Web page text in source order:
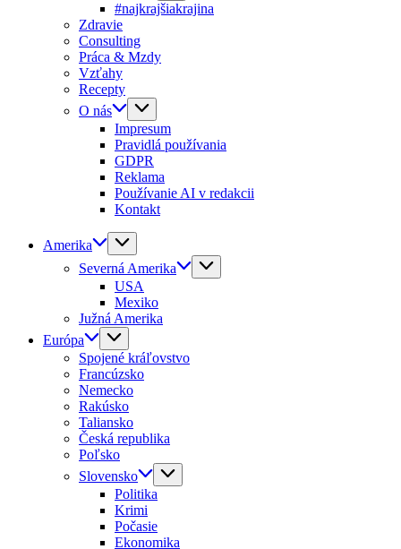
#najkrajšiakrajina
Zdravie
Consulting
Práca & Mzdy
Vzťahy
Recepty
O nás
Impresum
Pravidlá používania
GDPR
Reklama
Používanie AI v redakcii
Kontakt
Amerika
Severná Amerika
USA
Mexiko
Južná Amerika
Európa
Spojené kráľovstvo
Francúzsko
Nemecko
Rakúsko
Taliansko
Česká republika
Poľsko
Slovensko
Politika
Krimi
Počasie
Ekonomika